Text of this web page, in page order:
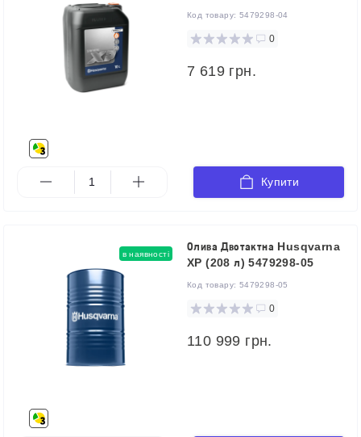
Код товару: 5479298-04
0
7 619 грн.
Купити
в наявності
Олива Двотактна Husqvarna
XP (208 л) 5479298-05
Код товару: 5479298-05
0
110 999 грн.